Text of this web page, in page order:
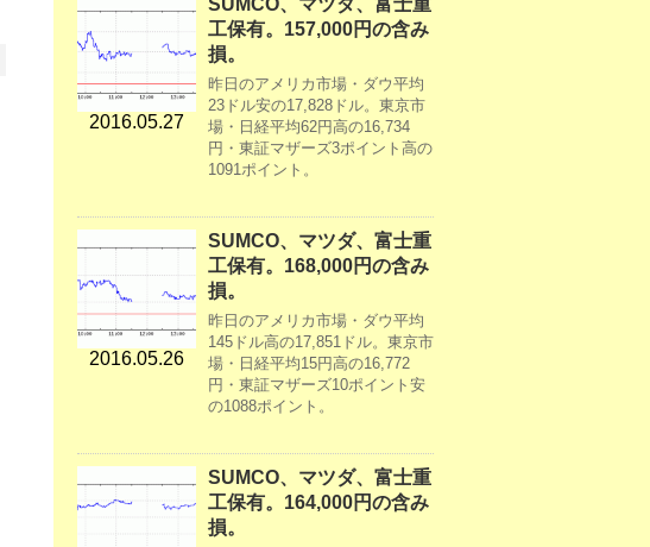
2016.05.27
SUMCO、マツダ、富士重
工保有。157,000円の含み
損。
昨日のアメリカ市場・ダウ平均
23ドル安の17,828ドル。東京市
場・日経平均62円高の16,734
円・東証マザーズ3ポイント高の
1091ポイント。
2016.05.26
SUMCO、マツダ、富士重
工保有。168,000円の含み
損。
昨日のアメリカ市場・ダウ平均
145ドル高の17,851ドル。東京市
場・日経平均15円高の16,772
円・東証マザーズ10ポイント安
の1088ポイント。
SUMCO、マツダ、富士重
工保有。164,000円の含み
損。